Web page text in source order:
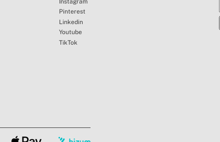
Pinterest
Linkedin
Youtube
TikTok